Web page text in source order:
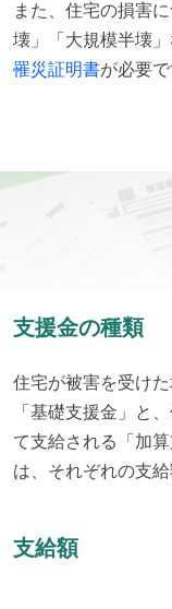
また、住宅の損害
壊」「大規模半壊
罹災証明書が必要で
支援金の種類
住宅が被害を受け
「基礎支援金」と
て支給される「加
は、それぞれの支給
支給額